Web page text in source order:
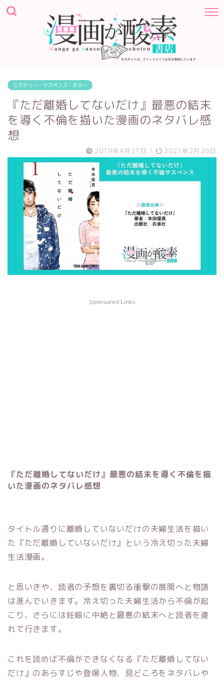
ミステリー・サスペンス・ホラー
『ただ離婚してないだけ』最悪の結末
を導く不倫を描いた漫画のネタバレ感
想
2019年4月21日 / 2021年2月26日
Sponsored Links
『ただ離婚してないだけ』最悪の結末を導く不倫を描
いた漫画のネタバレ感想
タイトル通りに離婚していないだけの夫婦生活を描い
た『ただ離婚していないだけ』という冷え切った夫婦
生活漫画。
と思いきや、読者の予想を裏切る衝撃の展開へと物語
は進んでいきます。冷え切った夫婦生活から不倫が起
こり、さらには妊娠に中絶と最悪の結末へと読者を連
れて行きます。
これを読めば不倫ができなくなる『ただ離婚してない
だけ』のあらすじや登場人物、見どころをネタバレや